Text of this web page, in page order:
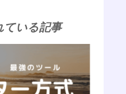
ている記事